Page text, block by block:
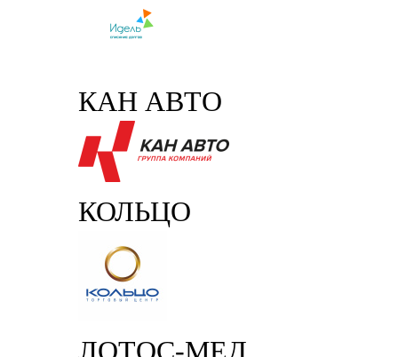
КАН АВТО
КОЛЬЦО